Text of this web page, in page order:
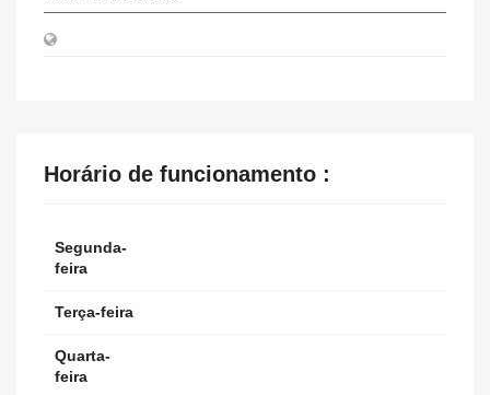
Horário de funcionamento :
Segunda-
feira
Terça-feira
Quarta-
feira